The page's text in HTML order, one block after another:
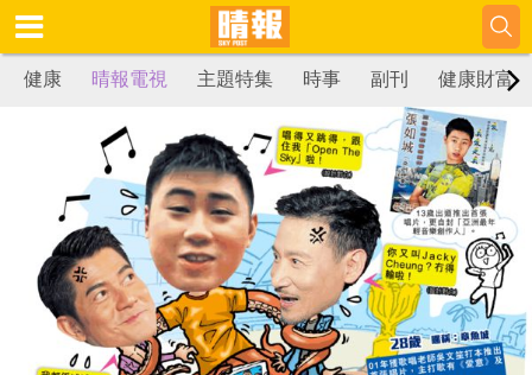
健康 晴報電視 主題特集 時事 副刊 健康財富